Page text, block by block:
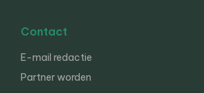
Contact
E-mail redactie
Partner worden